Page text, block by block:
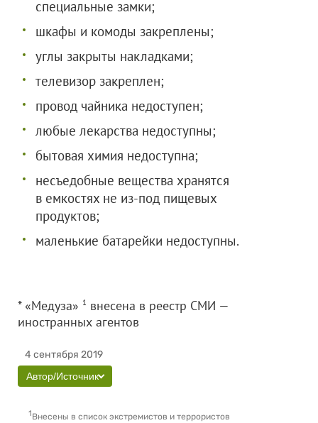
специальные замки;
шкафы и комоды закреплены;
углы закрыты накладками;
телевизор закреплен;
провод чайника недоступен;
любые лекарства недоступны;
бытовая химия недоступна;
несъедобные вещества хранятся
в емкостях не из-под пищевых
продуктов;
маленькие батарейки недоступны.
* «Медуза» 1 внесена в реестр СМИ —
иностранных агентов
4 сентября 2019
Автор/Источник
1Внесены в список экстремистов и террористов